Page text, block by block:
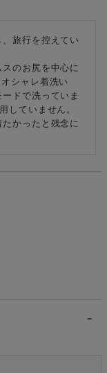
旅行を控えてい
のお尻を中心に
シャレ着洗い
ドで洗っていま
していません。
かったと残念に